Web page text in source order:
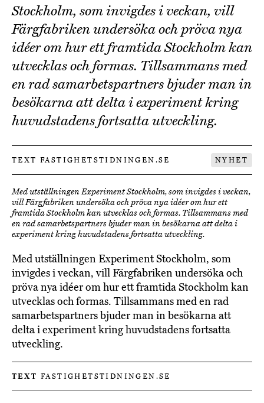
Stockholm, som invigdes i veckan, vill
Färgfabriken undersöka och pröva nya
idéer om hur ett framtida Stockholm kan
utvecklas och formas. Tillsammans med
en rad samarbetspartners bjuder man in
besökarna att delta i experiment kring
huvudstadens fortsatta utveckling.
TEXT FASTIGHETSTIDNINGEN.SE NYHET
Med utställningen Experiment Stockholm, som invigdes i veckan,
vill Färgfabriken undersöka och pröva nya idéer om hur ett
framtida Stockholm kan utvecklas och formas. Tillsammans med
en rad samarbetspartners bjuder man in besökarna att delta i
experiment kring huvudstadens fortsatta utveckling.
Med utställningen Experiment Stockholm, som
invigdes i veckan, vill Färgfabriken undersöka och
pröva nya idéer om hur ett framtida Stockholm kan
utvecklas och formas. Tillsammans med en rad
samarbetspartners bjuder man in besökarna att
delta i experiment kring huvudstadens fortsatta
utveckling.
TEXT FASTIGHETSTIDNINGEN.SE